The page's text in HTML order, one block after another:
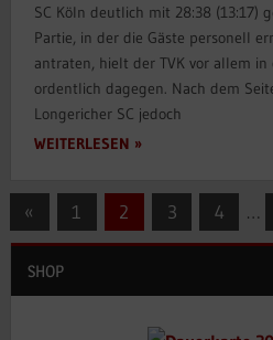
SC Köln deutlich mit 28:38 (13:17)
Partie, in der die Gäste personell
antraten, hielt der TVK vor allem
ordentlich dagegen. Nach dem
Longericher SC jedoch
WEITERLESEN
der
Beiträge
« Vorherige
Beiträge
1 2 3 4 …
SHOP